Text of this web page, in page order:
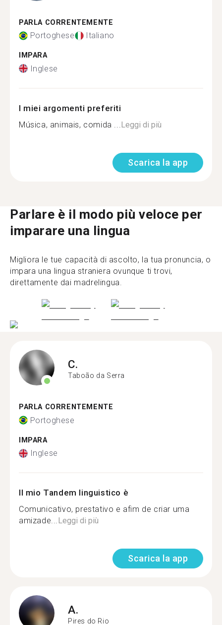
PARLA CORRENTEMENTE
Portoghese Italiano
IMPARA
Inglese
I miei argomenti preferiti
Música, animais, comida ... Leggi di più
Scarica la app
Parlare è il modo più veloce per
imparare una lingua
Migliora le tue capacità di ascolto, la tua pronuncia, o
impara una lingua straniera ovunque ti trovi,
direttamente dai madrelingua.
C.
Taboão da Serra
PARLA CORRENTEMENTE
Portoghese
IMPARA
Inglese
Il mio Tandem linguistico è
Comunicativo, prestativo e afim de criar uma
amizade...Leggi di più
Scarica la app
A.
Pires do Rio